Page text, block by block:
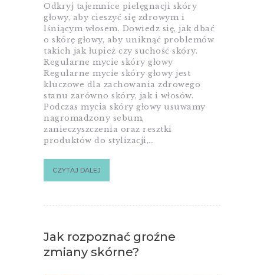
Odkryj tajemnice pielęgnacji skóry
głowy, aby cieszyć się zdrowym i
lśniącym włosem. Dowiedz się, jak dbać
o skórę głowy, aby uniknąć problemów
takich jak łupież czy suchość skóry.
Regularne mycie skóry głowy
Regularne mycie skóry głowy jest
kluczowe dla zachowania zdrowego
stanu zarówno skóry, jak i włosów.
Podczas mycia skóry głowy usuwamy
nagromadzony sebum,
zanieczyszczenia oraz resztki
produktów do stylizacji,…
CZYTAJ DALEJ
Jak rozpoznać groźne
zmiany skórne?